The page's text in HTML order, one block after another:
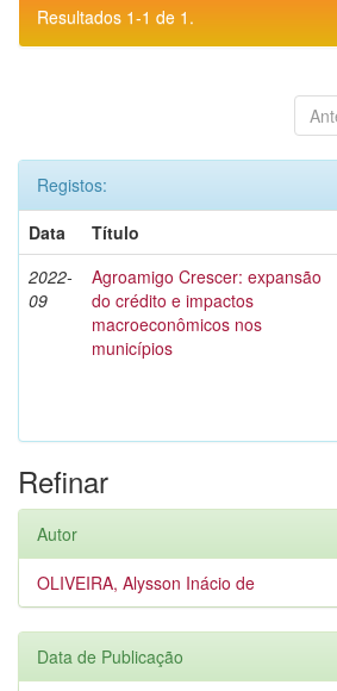
Resultados 1-1 de 1.
Registos:
Data
Título
2022-
09
Agroamigo Crescer: expansão
do crédito e impactos
macroeconômicos nos
municípios
Refinar
Autor
OLIVEIRA, Alysson Inácio de
Data de Publicação